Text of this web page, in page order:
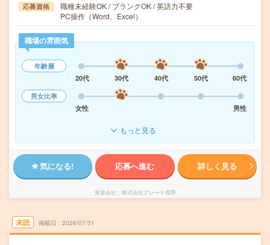
応募資格
職種未経験OK / ブランクOK / 英語力不要
PC操作（Word、Excel）
職場の雰囲気
年齢層
20代
30代 40代 50代
60代
男女比率
女性
男性
もっと見る
気になる! 応募へ進む 詳しく見る
派遣会社 株式会社グレート長野
未読 掲載日 2026/07/31